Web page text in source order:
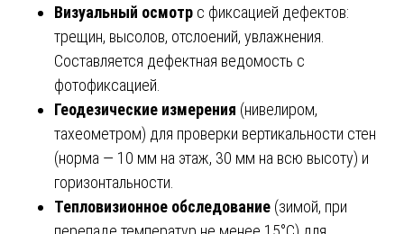
Визуальный осмотр с фиксацией дефектов:
трещин, высолов, отслоений, увлажнения.
Составляется дефектная ведомость с
фотофиксацией.
Геодезические измерения (нивелиром,
тахеометром) для проверки вертикальности стен
(норма — 10 мм на этаж, 30 мм на всю высоту) и
горизонтальности.
Тепловизионное обследование (зимой, при